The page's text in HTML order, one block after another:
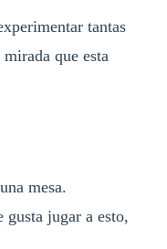
tantas
que esta
mesa.
gusta jugar a esto,